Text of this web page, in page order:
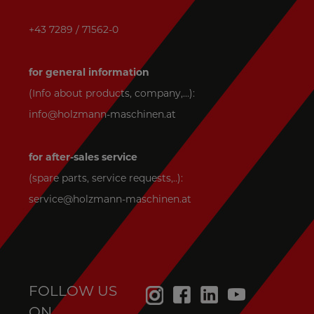
+43 7289 / 71562-0
for general information
(Info about products, company,...):
info@holzmann-maschinen.at
for after-sales service
(spare parts, service requests,..):
service@holzmann-maschinen.at
FOLLOW US